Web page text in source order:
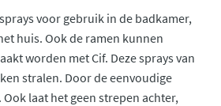
voor gebruik in de badkamer,
huis. Ook de ramen kunnen
worden met Cif. Deze sprays van
stralen. Door de eenvoudige
laat het geen strepen achter,